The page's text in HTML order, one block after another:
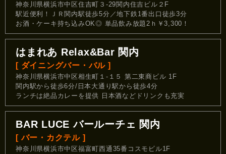
神奈川県横浜市中区住吉町３-29関内住吉ビル２F
駅近便利！ＪＲ関内駅徒歩5分／地下鉄1番出口徒歩3分
お酒・ケーキ持ち込みOK◎ 単品飲み放題2ｈ￥3,300！
はまれあ Relax&Bar 関内
[ ダイニングバー・バル ]
神奈川県横浜市中区相生町１-１５ 第二東商ビル 1F
関内駅から徒歩6分/日本大通り駅から徒歩4分
ランチは絶品カレーを提供 日本酒などドリンクも充実
BAR LUCE バールーチェ 関内
[ バー・カクテル ]
神奈川県横浜市中区福富町西通35番コスモビル1F